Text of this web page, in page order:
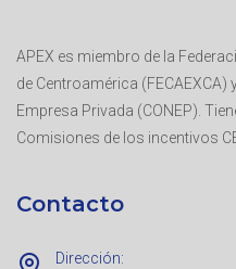
APEX es miembro de la
de Centroamérica
Empresa Privada (CONEP).
Comisiones de los incentivos
Contacto
Dirección: